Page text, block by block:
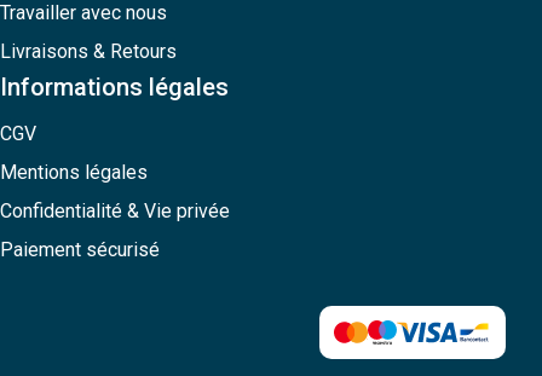
Travailler avec nous
Livraisons & Retours
Informations légales
CGV
Mentions légales
Confidentialité & Vie privée
Paiement sécurisé